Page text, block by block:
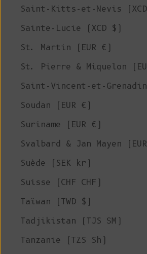
Saint-Kitts-et-Nevis
Sainte-Lucie (XCD $)
St. Martin (EUR €)
St. Pierre & Miquelon
Saint-Vincent-et-
Soudan (EUR €)
Suriname (EUR €)
Svalbard & Jan Mayen
Suède (SEK kr)
Suisse (CHF CHF)
Taïwan (TWD $)
Tadjikistan (TJS ЅМ)
Tanzanie (TZS Sh)